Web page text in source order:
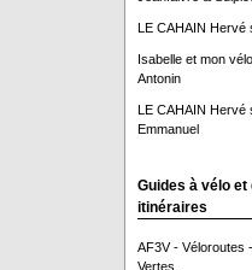
LE CAHAIN Hervé
Isabelle et mon vélo
Antonin
LE CAHAIN Hervé
Emmanuel
Guides à vélo et
itinéraires
AF3V - Véloroutes
Vertes.